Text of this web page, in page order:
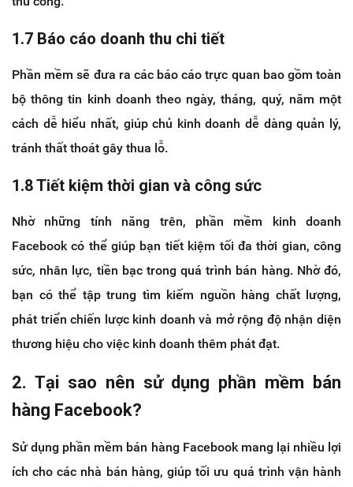
1.7 Báo cáo doanh thu chi tiết
Phần mềm sẽ đưa ra các báo cáo trực quan bao gồm toàn
bộ thông tin kinh doanh theo ngày, tháng, quý, năm một
cách dễ hiểu nhất, giúp chủ kinh doanh dễ dàng quản lý,
tránh thất thoát gây thua lỗ.
1.8 Tiết kiệm thời gian và công sức
Nhờ những tính năng trên, phần mềm kinh doanh
Facebook có thể giúp bạn tiết kiệm tối đa thời gian, công
sức, nhân lực, tiền bạc trong quá trình bán hàng. Nhờ đó,
bạn có thể tập trung tìm kiếm nguồn hàng chất lượng,
phát triển chiến lược kinh doanh và mở rộng độ nhận diện
thương hiệu cho việc kinh doanh thêm phát đạt.
2. Tại sao nên sử dụng phần mềm bán
hàng Facebook?
Sử dụng phần mềm bán hàng Facebook mang lại nhiều lợi
ích cho các nhà bán hàng, giúp tối ưu quá trình vận hành